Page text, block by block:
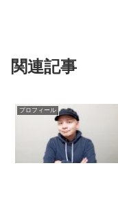
関連記事
プロフィール